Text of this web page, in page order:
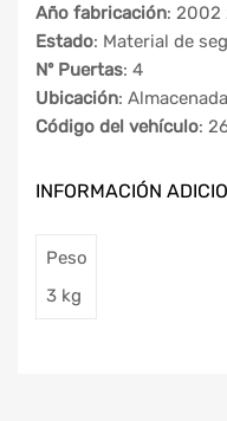
Año fabricación: 2002
Estado: Material de
Nº Puertas: 4
Ubicación: Almacenada
Código del vehículo:
INFORMACIÓN
Peso
3 kg